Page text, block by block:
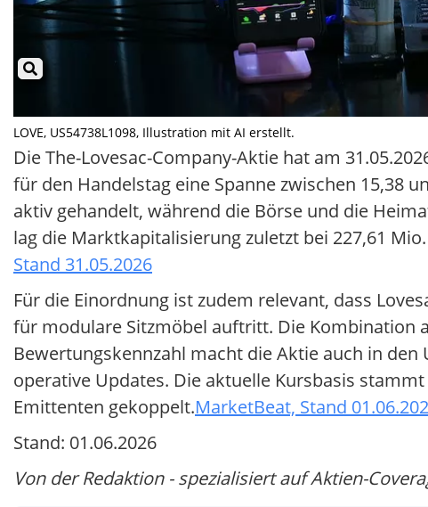
LOVE, US54738L1098, Illustration mit AI erstellt.
Die The-Lovesac-Company-Aktie hat am
für den Handelstag eine Spanne zwischen 15,38
aktiv gehandelt, während die Börse und die
lag die Marktkapitalisierung zuletzt bei 227,61
Stand 31.05.2026
Für die Einordnung ist zudem relevant, dass
für modulare Sitzmöbel auftritt. Die Kombination
Bewertungskennzahl macht die Aktie auch in
operative Updates. Die aktuelle Kursbasis
Emittenten gekoppelt.MarketBeat, Stand
Stand: 01.06.2026
Von der Redaktion - spezialisiert auf Aktien-